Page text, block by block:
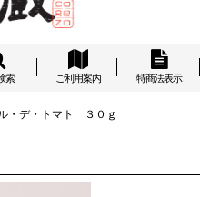
索 ご利用案内 特商法表示
・デ・トマト ３０ｇ